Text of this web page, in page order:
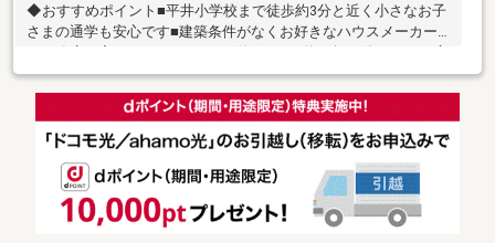
◆おすすめポイント■平井小学校まで徒歩約3分と近く小さなお子
さまの通学も安心です■建築条件がなくお好きなハウスメーカー
さの住宅用地です■海まで歩いて行ける閑静な住宅街で落ち着い
て暮らせます◆周辺環境■スーパーまで徒歩約8分・セブンイレブ
ンやウエルシアも生活圏です■平井中学校まで徒歩約14分■鹿島シ
ョッピングセンターやDCMも車で行けます■鹿島臨海鉄道大洗鹿
実際にご覧いただくと分かりやすいです。お気軽にお問い合わせ
ください。